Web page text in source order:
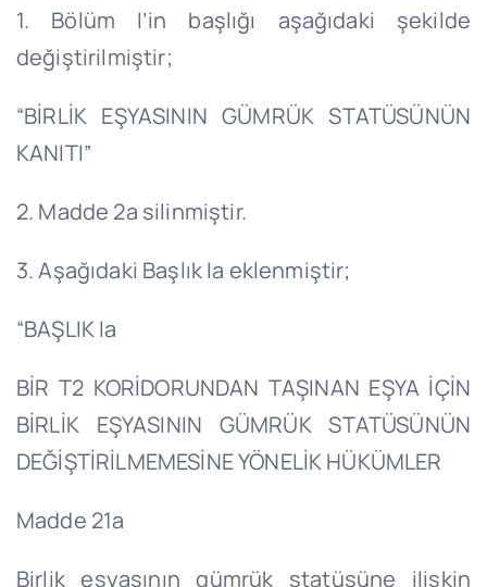
1. Bölüm I’in başlığı aşağıdaki şekilde
değiştirilmiştir;
“BİRLİK EŞYASININ GÜMRÜK STATÜSÜNÜN
KANITI”
2. Madde 2a silinmiştir.
3. Aşağıdaki Başlık Ia eklenmiştir;
“BAŞLIK Ia
BİR T2 KORİDORUNDAN TAŞINAN EŞYA İÇİN
BİRLİK EŞYASININ GÜMRÜK STATÜSÜNÜN
DEĞİŞTİRİLMEMESİNE YÖNELİK HÜKÜMLER
Madde 21a
Birlik eşyasının gümrük statüsüne ilişkin